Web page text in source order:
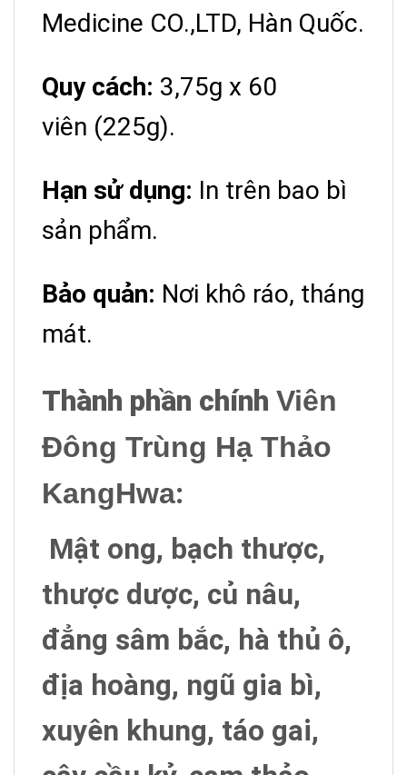
Medicine CO.,LTD, Hàn Quốc.
Quy cách: 3,75g x 60
viên (225g).
Hạn sử dụng: In trên bao bì
sản phẩm.
Bảo quản: Nơi khô ráo, tháng
mát.
Thành phần chính Viên
Đông Trùng Hạ Thảo
KangHwa:
Mật ong, bạch thược,
thược dược, củ nâu,
đẳng sâm bắc, hà thủ ô,
địa hoàng, ngũ gia bì,
xuyên khung, táo gai,